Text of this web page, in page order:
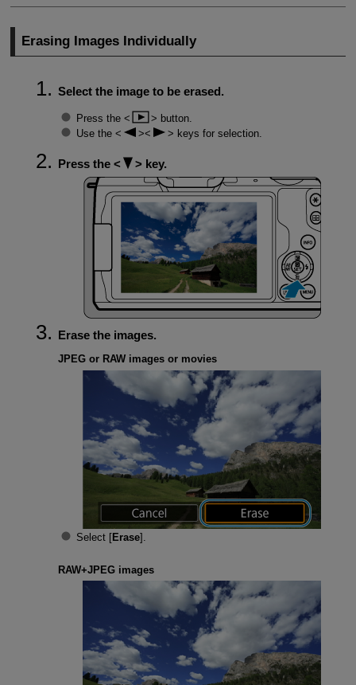
Erasing Images Individually
Select the image to be erased.
Press the
button.
Use the
keys for selection.
Press the key.
Erase the images.
JPEG or RAW images or movies
Select [Erase].
RAW+JPEG images